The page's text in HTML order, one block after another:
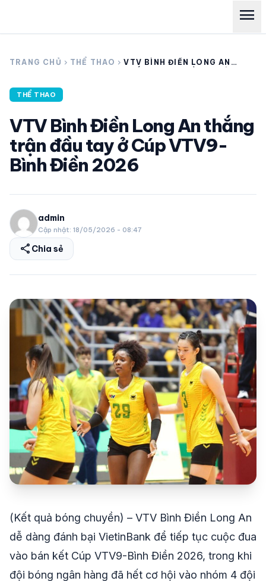
menu
search
CÁC GIẢI NGOẠI HẠNG
THỂ THAO TRONG NƯỚC expand_more
THỂ THAO
VIDEO
LỊCH THI ĐẤU
TRANG CHỦ chevron_right THỂ THAO chevron_rightVTV BÌNH ĐIỀN LONG AN
THỂ THAO
VTV Bình Điền Long An thắng
trận đầu tay ở Cúp VTV9-
Bình Điền 2026
admin
Cập nhật: 18/05/2026 - 08:47
share Chia sẻ
(Kết quả bóng chuyền) – VTV Bình Điền Long An
dễ dàng đánh bại VietinBank để tiếp tục cuộc đua
vào bán kết Cúp VTV9-Bình Điền 2026, trong khi
đội bóng ngân hàng đã hết cơ hội vào nhóm 4 đội